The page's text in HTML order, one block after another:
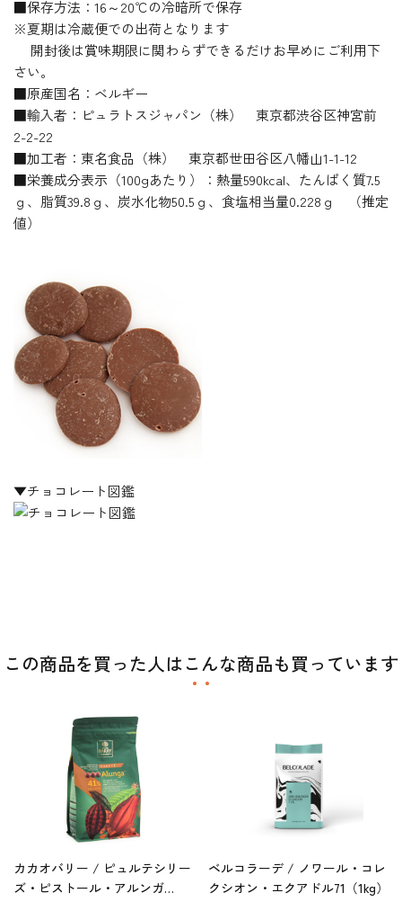
■保存方法：16～20℃の冷暗所で保存
※夏期は冷蔵便での出荷となります
開封後は賞味期限に関わらずできるだけお早めにご利用下
さい。
■原産国名：ベルギー
■輸入者：ピュラトスジャパン（株） 東京都渋谷区神宮前
2-2-22
■加工者：東名食品（株） 東京都世田谷区八幡山1-1-12
■栄養成分表示（100gあたり）：熱量590kcal、たんぱく質7.5
ｇ、脂質39.8ｇ、炭水化物50.5ｇ、食塩相当量0.228ｇ （推定
値）
▼チョコレート図鑑
この商品を買った人はこんな商品も買っています
カカオバリー / ピュルテシリー
ズ・ピストール・アルンガ
ベルコラーデ / ノワール・コレ
クシオン・エクアドル71（1kg）